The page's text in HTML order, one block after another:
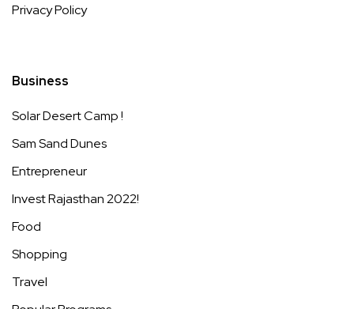
Privacy Policy
Business
Solar Desert Camp !
Sam Sand Dunes
Entrepreneur
Invest Rajasthan 2022!
Food
Shopping
Travel